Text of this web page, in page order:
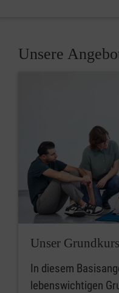
Unsere
Unser Grundkurs
In diesem
lebenswichtigen